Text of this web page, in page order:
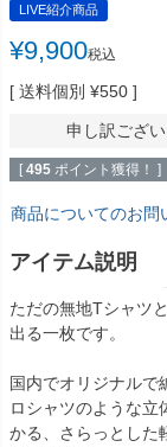
LIVE紹介商品
¥9,900税込
送料個別 ¥550
申し訳ござ
[ 495 ポイント獲得！ ]
商品についてのお問
アイテム説明
ただの無地Tシャツ
出る一枚です。
国内でオリジナルで
ロシャツのような立
かる、さらっとした